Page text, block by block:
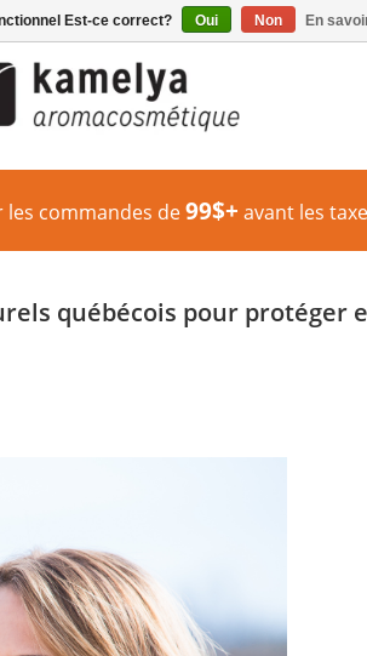
commandes de99$+ avant les
québécois pour protéger
Est-ce correct? Oui Non En